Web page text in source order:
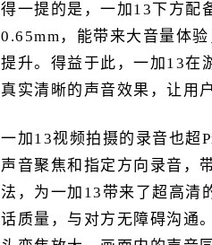
得一提的是，一加13下方配
0.65mm，能带来大音量体
提升。得益于此，一加13在
真实清晰的声音效果，让用
一加13视频拍摄的录音也超
声音聚焦和指定方向录音，
法，为一加13带来了超高清
话质量，与对方无障碍沟通